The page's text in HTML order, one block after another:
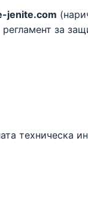
jenite.com
за
техническа